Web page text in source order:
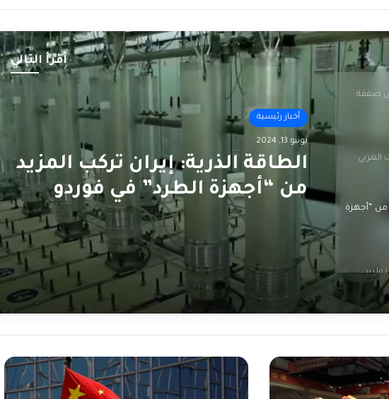
أقرأ التالي
الطاقة الذرية: إيران تركب المزيد
من “أجهزة الطرد” في فوردو
أخبار رئيسية
يونيو 13, 2024
قمة السبع تؤكد التزامها بحل
الدولتين وتقرير أممي يتهم
إسرائيل ومجموعات فلسطينية
بارتكاب جرائم حرب
صفقة
للتوصل
خبير:
الصين
لن